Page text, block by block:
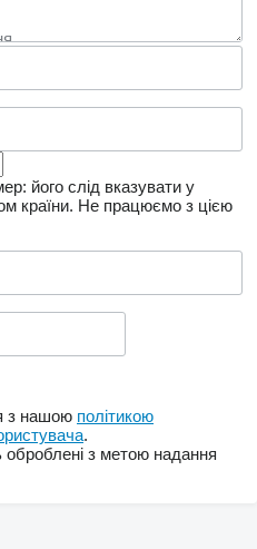
його слід вказувати у
країни. Не працюємо з цією
з нашою політикою
.
оброблені з метою надання